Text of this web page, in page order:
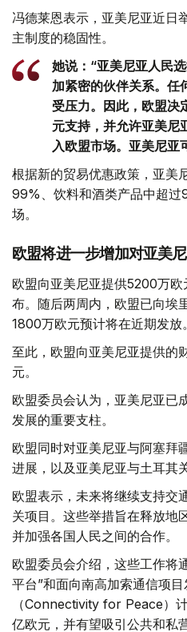
冯德莱恩表示，亚美尼亚近日
主制度的稳固性。
她说：“亚美尼亚人民
加紧密的伙伴关系。任
受压力。因此，欧盟
元支持，并允许亚美
入欧盟市场。亚美尼亚
根据新的贸易优惠政策，亚美
99%、饮料和酒类产品中超过
场。
欧盟将进一步增加对亚美
欧盟向亚美尼亚提供5200万
布。随后两周内，欧盟已向埃
1800万欧元预计将在近期发放。
至此，欧盟向亚美尼亚提供的
元。
欧盟委员会认为，亚美尼亚已
发展的重要支柱。
欧盟同时对亚美尼亚与阿塞拜
进展，以及亚美尼亚与土耳其
欧盟表示，未来将继续支持交
关项目。这些举措旨在释放地
并加强各国人民之间的合作。
欧盟委员会介绍，这些工作将
平台”和面向南高加索通信项
（Connectivity for Peace）
亿欧元，并有望吸引公共和私